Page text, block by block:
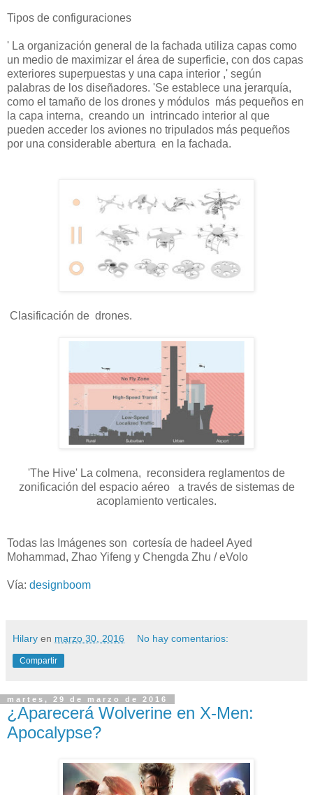
Tipos de configuraciones
' La organización general de la fachada utiliza capas como
un medio de maximizar el área de superficie, con dos capas
exteriores superpuestas y una capa interior ,' según
palabras de los diseñadores. 'Se establece una jerarquía,
como el tamaño de los drones y módulos más pequeños en
la capa interna, creando un intrincado interior al que
pueden acceder los aviones no tripulados más pequeños
por una considerable abertura en la fachada.
Clasificación de drones.
'The Hive' La colmena, reconsidera reglamentos de
zonificación del espacio aéreo a través de sistemas de
acoplamiento verticales.
Todas las Imágenes son cortesía de hadeel Ayed
Mohammad, Zhao Yifeng y Chengda Zhu / eVolo
Vía: designboom
Hilary en marzo 30, 2016 No hay comentarios:
Compartir
martes, 29 de marzo de 2016
¿Aparecerá Wolverine en X-Men:
Apocalypse?